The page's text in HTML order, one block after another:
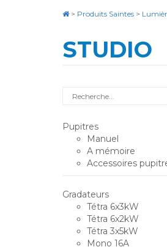
> Produits Saintes >
STUDIO
Rechercher
Pupitres
Manuel
A mémoire
Accessoires
Gradateurs
Tétra 6x3kW
Tétra 6x2kW
Tétra 3x5kW
Mono 16A